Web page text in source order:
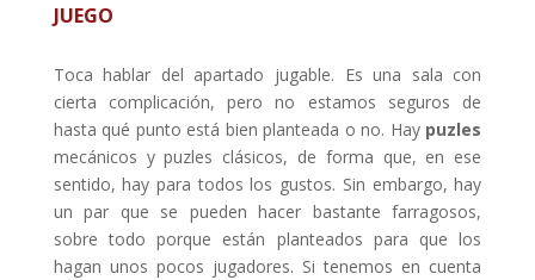
JUEGO
Toca hablar del apartado jugable. Es una sala con
cierta complicación, pero no estamos seguros de
hasta qué punto está bien planteada o no. Hay puzles
mecánicos y puzles clásicos, de forma que, en ese
sentido, hay para todos los gustos. Sin embargo, hay
un par que se pueden hacer bastante farragosos,
sobre todo porque están planteados para que los
hagan unos pocos jugadores. Si tenemos en cuenta